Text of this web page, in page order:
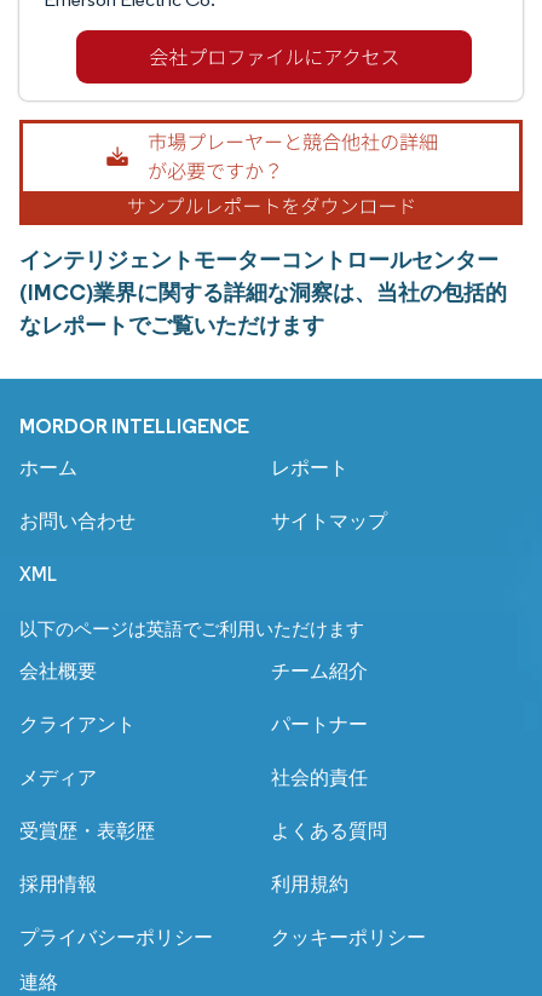
インテリジェントモーターコントロールセンター
(IMCC)業界に関する詳細な洞察は、当社の包括的
なレポートでご覧いただけます
MORDOR INTELLIGENCE
ホーム レポート
お問い合わせ サイトマップ
XML
以下のページは英語でご利用いただけます
会社概要 チーム紹介
クライアント パートナー
メディア 社会的責任
受賞歴・表彰歴 よくある質問
採用情報 利用規約
プライバシーポリシー クッキーポリシー
連絡